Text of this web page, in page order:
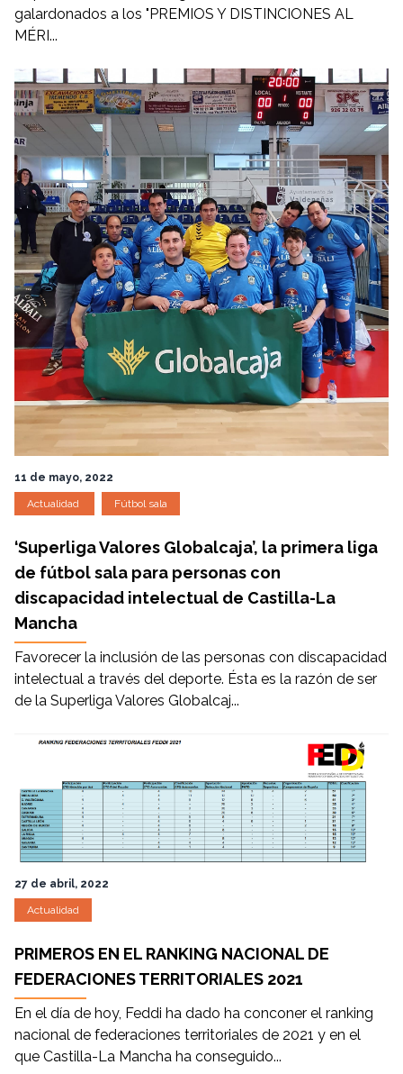
galardonados a los "PREMIOS Y DISTINCIONES AL
MÉRI...
11 de mayo, 2022
Actualidad Fútbol sala
‘Superliga Valores Globalcaja’, la primera liga
de fútbol sala para personas con
discapacidad intelectual de Castilla-La
Mancha
Favorecer la inclusión de las personas con discapacidad
intelectual a través del deporte. Ésta es la razón de ser
de la Superliga Valores Globalcaj...
27 de abril, 2022
Actualidad
PRIMEROS EN EL RANKING NACIONAL DE
FEDERACIONES TERRITORIALES 2021
En el día de hoy, Feddi ha dado ha conconer el ranking
nacional de federaciones territoriales de 2021 y en el
que Castilla-La Mancha ha conseguido...